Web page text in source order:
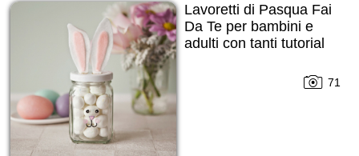
Lavoretti di Pasqua Fai
Da Te per bambini e
adulti con tanti tutorial
71